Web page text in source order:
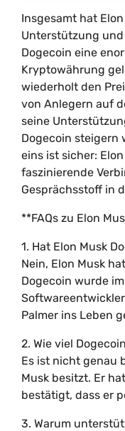
Insgesamt hat
Unterstützung
Dogecoin eine
Kryptowährung
wiederholt den
von Anlegern auf
seine
Dogecoin steigern
eins ist sicher:
faszinierende
Gesprächsstoff in
**FAQs zu Elon
1. Hat Elon Musk
Nein, Elon Musk
Dogecoin wurde
Palmer ins Leben
2. Wie viel
Es ist nicht genau
Musk besitzt. Er
bestätigt, dass er
3. Warum